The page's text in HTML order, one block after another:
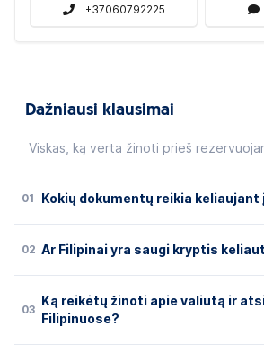
+37060792225
Dažniausi klausimai
Viskas, ką verta žinoti prieš
01 Kokių dokumentų reikia keliaujant
02 Ar Filipinai yra saugi kryptis
03
Ką reikėtų žinoti apie valiutą ir
Filipinuose?